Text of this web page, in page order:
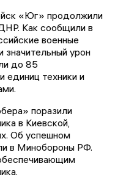
«Юг» продолжили
Как сообщили в
военные
значительный урон
до 85
единиц техники и
поразили
в Киевской,
Об успешном
в Минобороны РФ.